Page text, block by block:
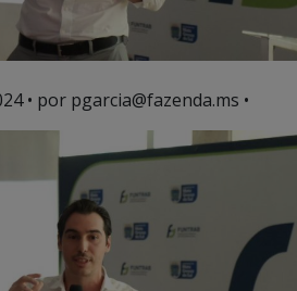
• por pgarcia@fazenda.ms •